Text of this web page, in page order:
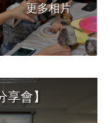
更多相片
會】